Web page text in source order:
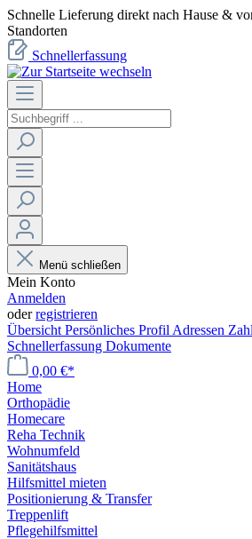
Schnelle Lieferung direkt nach Hause &
Standorten
Schnellerfassung
Menü schließen
Mein Konto
Anmelden
oderregistrieren
Übersicht Persönliches Profil Adressen
Schnellerfassung Dokumente
0,00 €*
Home
Orthopädie
Homecare
Reha Technik
Wohnumfeld
Sanitätshaus
Hilfsmittel mieten
Positionierung & Transfer
Treppenlift
Pflegehilfsmittel